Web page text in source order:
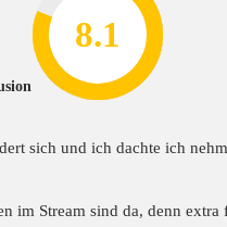
8.2
7.8
7.1
7
8.1
sich und ich dachte ich
im Stream sind da, denn extra